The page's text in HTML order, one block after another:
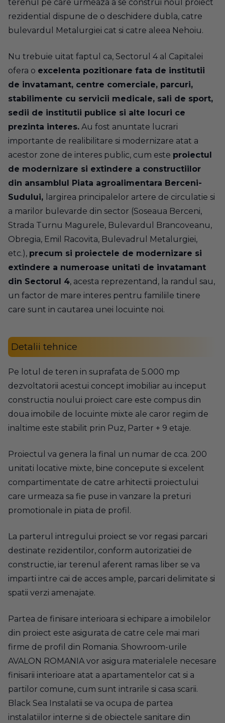
terenul pe care urmeaza a se construi noul proiect
rezidential dispune de o deschidere dubla, catre
bulevardul Metalurgiei cat si catre aleea Nehoiu.
Nu trebuie uitat faptul ca, Sectorul 4 al Capitalei
ofera o excelenta pozitionare fata de institutii
de invatamant, centre comerciale, parcuri,
stabilimente cu servicii medicale, sali de sport,
sedii de institutii publice si alte locuri ce
prezinta interes. Au fost anuntate lucrari
importante de realibilitare si modernizare atat a
acestor zone de interes public, cum este proiectul
de modernizare si extindere a constructiilor
din ansamblul Piata agroalimentara Berceni-
Sudului, largirea principalelor artere de circulatie si
a marilor bulevarde din sector (Soseaua Berceni,
Strada Turnu Magurele, Bulevardul Brancoveanu,
Obregia, Emil Racovita, Bulevadrul
Metalurgiei,
etc.), precum si proiectele de modernizare si
extindere a numeroase unitati de invatamant
din Sectorul 4, acesta reprezentand, la randul sau,
un factor de mare interes pentru familiile tinere
care sunt in cautarea unei locuinte noi.
Detalii tehnice
Pe lotul de teren in suprafata de 5.000 mp
dezvoltatorii acestui concept imobiliar au inceput
constructia noului proiect care este compus din
doua imobile de locuinte mixte ale caror regim de
inaltime este stabilit prin Puz, Parter + 9 etaje.
Proiectul va genera la final un numar de cca. 200
unitati locative mixte, bine concepute si excelent
compartimentate de catre arhitectii proiectului
care urmeaza sa fie puse in vanzare la preturi
promotionale in piata de profil.
La parterul intregului proiect se vor regasi parcari
destinate rezidentilor, conform autorizatiei de
constructie, iar terenul aferent ramas liber se va
imparti intre cai de acces ample, parcari delimitate si
spatii verzi amenajate.
Partea de finisare interioara si echipare a imobilelor
din proiect este asigurata de catre cele mai mari
firme de profil din Romania. Showroom-urile
AVALON ROMANIA vor asigura materialele necesare
finisarii interioare atat a apartamentelor cat si a
partilor comune, cum sunt intrarile si casa scarii.
Black Sea Instalatii se va ocupa de partea
instalatiilor interne si de obiectele sanitare din